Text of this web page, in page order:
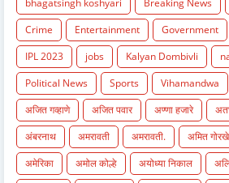
Crime
Entertainment Government
IPL 2023
jobs Kalyan Dombivli
Political News
Sports Vihamandwa
अजित गव्हाणे
अजित पवार अण्णा हजारे
अंबरनाथ
अमरावती अमरावती. अमित गोरखे
अमेरिका
अमोल कोल्हे अयोध्या निकाल